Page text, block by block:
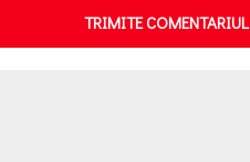
TRIMITE COMENTARIUL